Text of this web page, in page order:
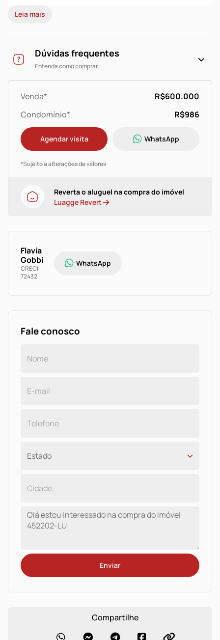
Leia mais
Dúvidas frequentes
Entenda como comprar.
Venda*
R$600.000
Condomínio*
R$986
Agendar visita WhatsApp
*Sujeito a alterações de valores
Reverta o aluguel na compra do imóvel
Luagge Revert
Flavia
Gobbi
CRECI
72432
WhatsApp
Fale conosco
Enviar
Compartilhe